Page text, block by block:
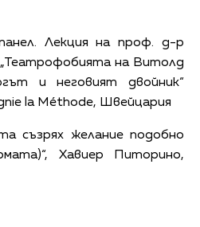
Лекция на проф. д-р
на Витолд
и неговият двойник“
la Méthode, Швейцария
съзрях желание подобно
Хавиер Питорино,